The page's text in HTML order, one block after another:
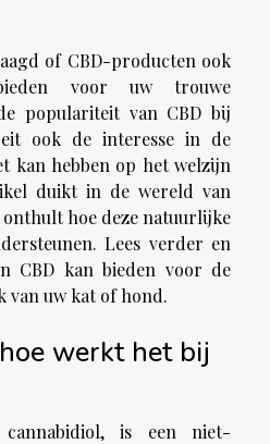
of CBD-producten ook
voor uw trouwe
populariteit van CBD bij
ook de interesse in de
kan hebben op het welzijn
duikt in de wereld van
hoe deze natuurlijke
Lees verder en
CBD kan bieden voor de
van uw kat of hond.
werkt het bij
is een niet-